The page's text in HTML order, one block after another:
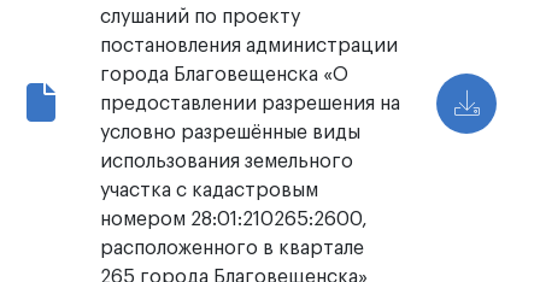
слушаний по проекту
постановления администрации
города Благовещенска «О
предоставлении разрешения на
условно разрешённые виды
использования земельного
участка с кадастровым
номером 28:01:210265:2600,
расположенного в квартале
265 города Благовещенска»